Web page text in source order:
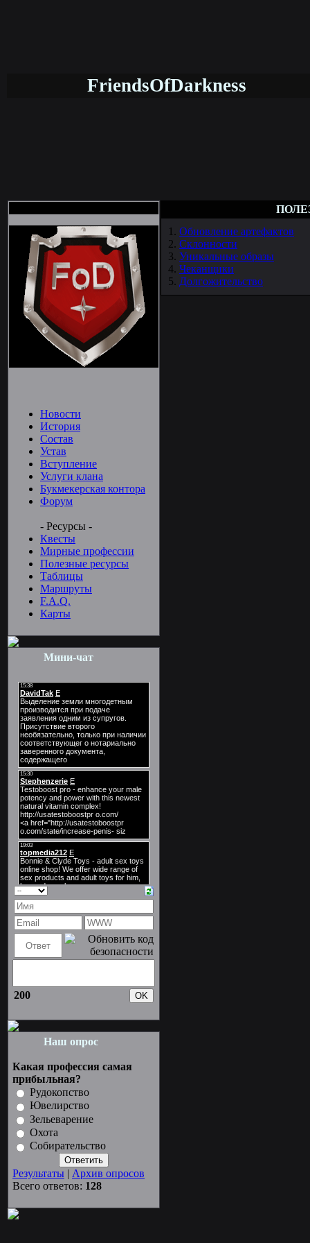
FriendsOfDarkness
Новости
История
Состав
Устав
Вступление
Услуги клана
Букмекерская контора
Форум
- Ресурсы -
Квесты
Мирные профессии
Полезные ресурсы
Таблицы
Маршруты
F.A.Q.
Карты
Мини-чат
200
Наш опрос
Какая профессия самая
прибыльная?
Рудокопство
Ювелирство
Зельеварение
Охота
Собирательство
Результаты | Архив опросов
Всего ответов: 128
1. Обновление артефактов
2. Склонности
3. Уникальные образы
4. Чеканщики
5. Долгожительство